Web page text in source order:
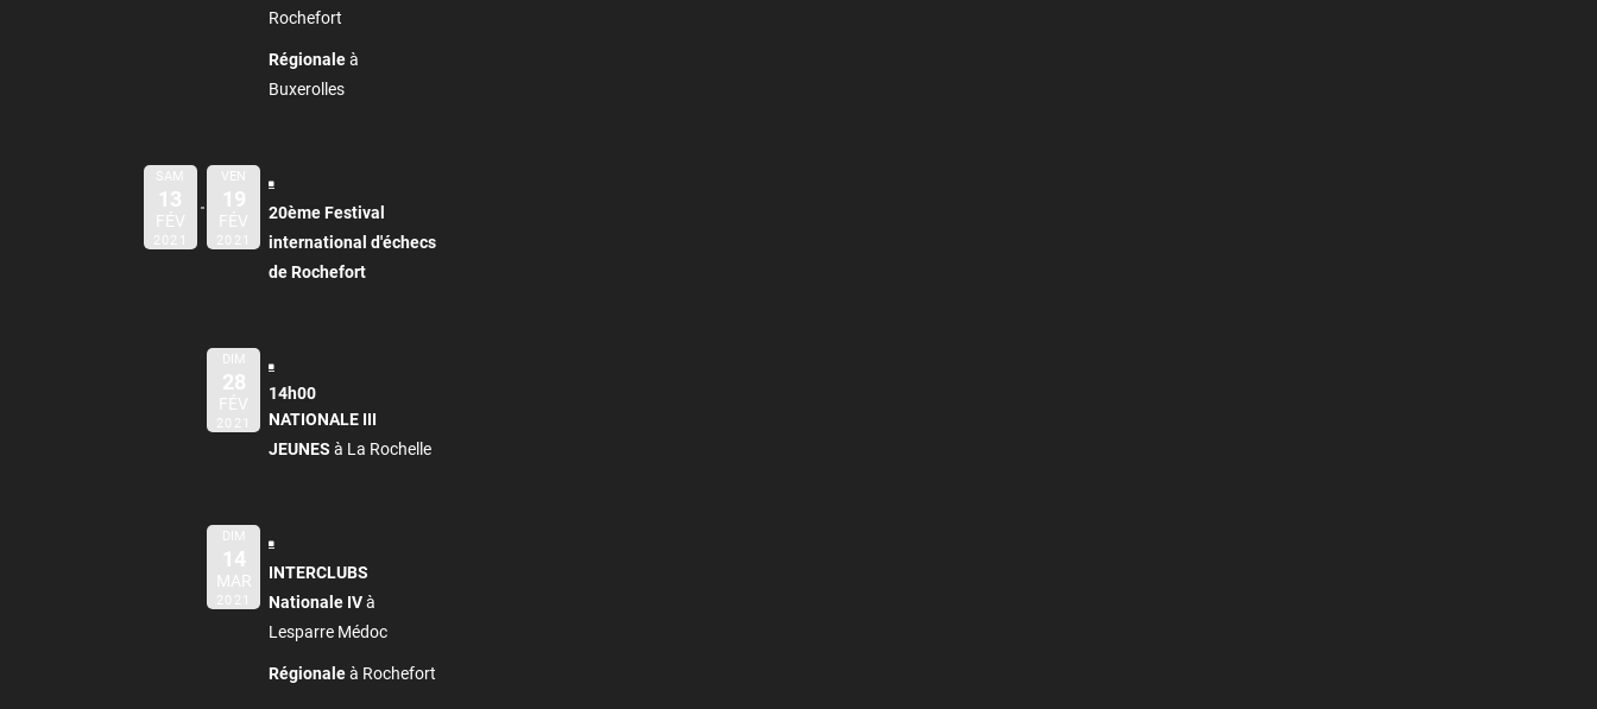
Rochefort
Régionaleà
Buxerolles
SAM
13
FÉV
2021
VEN
19
FÉV
2021
20ème Festival
international d'échecs
de Rochefort
DIM
28
FÉV
2021
14h00
NATIONALE III
JEUNES à La Rochelle
DIM
14
MAR
2021
INTERCLUBS
Nationale IVà
Lesparre Médoc
Régionaleà Rochefort